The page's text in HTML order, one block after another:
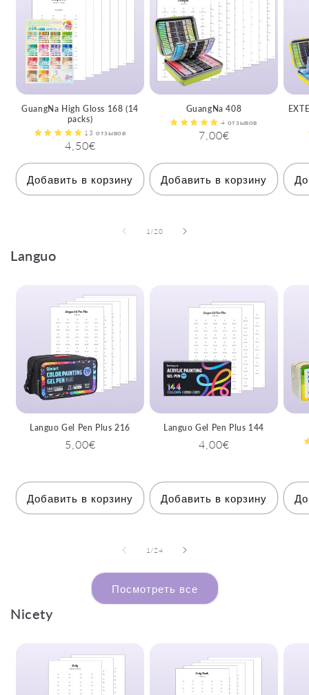
GuangNa High Gloss 168 (14
packs)
13 отзывов
Обычная
цена
4,50€
Добавить в корзину
GuangNa 408
4 отзывов
Обычная
7,00€
Добавить в корзину
1 /из
20
Languo
Languo Gel Pen Plus 216
Обычная
5,00€
Добавить в корзину
Languo Gel Pen Plus 144
Обычная
4,00€
Добавить в корзину
1 /из
24
Посмотреть все
Nicety